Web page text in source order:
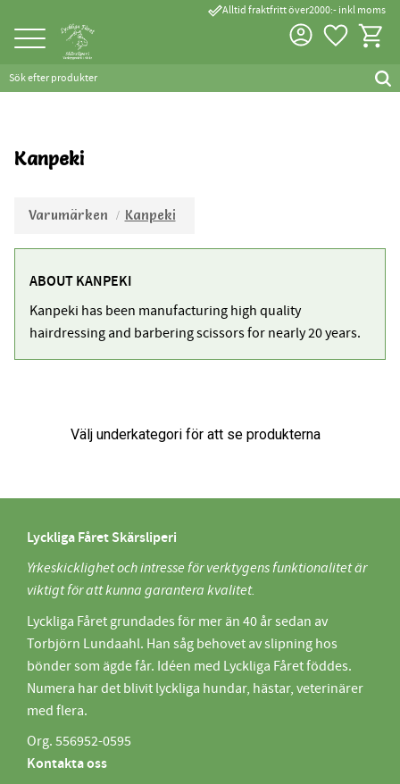
Meny
done_outlineAlltid fraktfritt över2000:- inkl moms
Favoriter
Kanpeki
Varumärken Kanpeki
ABOUT KANPEKI
Kanpeki has been manufacturing high quality
hairdressing and barbering scissors for nearly 20 years.
Lyckliga Fåret Skärsliperi
Yrkeskicklighet och intresse för verktygens funktionalitet är
viktigt för att kunna garantera kvalitet.
Lyckliga Fåret grundades för mer än 40 år sedan av
Torbjörn Lundaahl. Han såg behovet av slipning hos
bönder som ägde får. Idéen med Lyckliga Fåret föddes.
Numera har det blivit lyckliga hundar, hästar, veterinärer
med flera.
Org. 556952-0595
Kontakta oss